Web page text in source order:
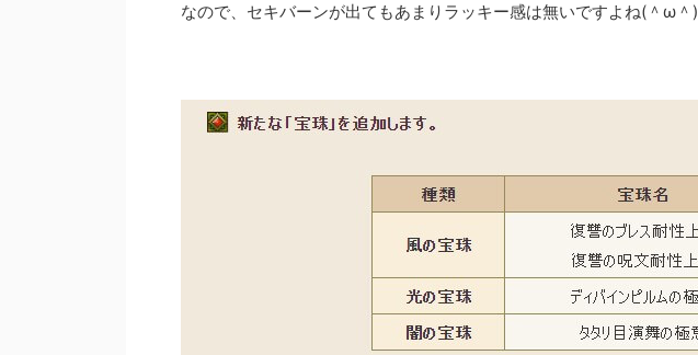
なので、セキバーンが出てもあまりラッキー感は無いですよね(＾ω＾)